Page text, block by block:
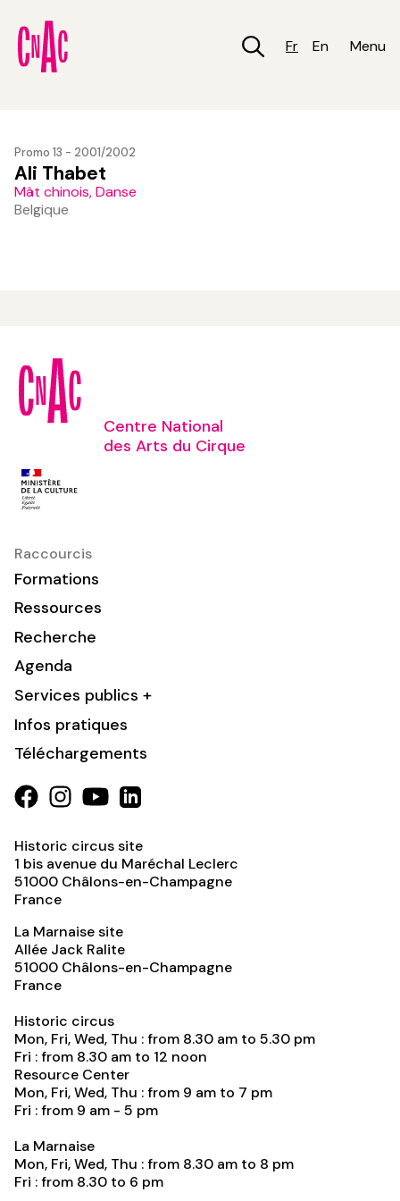
contenu
principal
Fr En Menu
Promo 13 - 2001/2002
Ali Thabet
Mât chinois, Danse
Belgique
Centre National
des Arts du Cirque
Raccourcis
Formations
Ressources
Recherche
Agenda
Services publics +
Infos pratiques
Téléchargements
Historic circus site
1 bis avenue du Maréchal Leclerc
51000 Châlons-en-Champagne
France
La Marnaise site
Allée Jack Ralite
51000 Châlons-en-Champagne
France
Historic circus
Mon, Fri, Wed, Thu : from 8.30 am to 5.30 pm
Fri : from 8.30 am to 12 noon
Resource Center
Mon, Fri, Wed, Thu : from 9 am to 7 pm
Fri : from 9 am - 5 pm
La Marnaise
Mon, Fri, Wed, Thu : from 8.30 am to 8 pm
Fri : from 8.30 to 6 pm